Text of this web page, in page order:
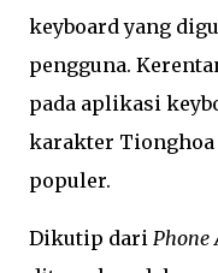
keyboard yang
pengguna.
pada aplikasi
karakter
populer.
Dikutip dari Phone